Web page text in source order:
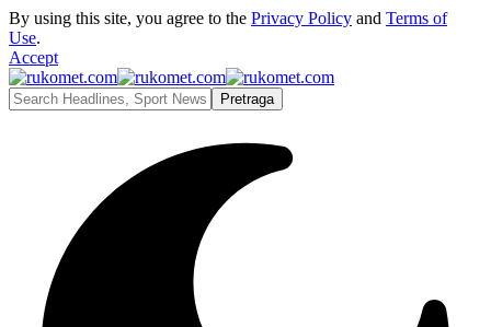
By using this site, you agree to the Privacy Policy and Terms of
Use.
Accept